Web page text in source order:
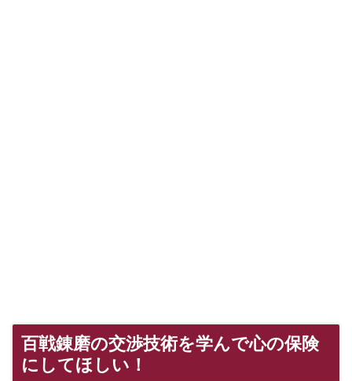
百戦錬磨の交渉技術を学んで心の保険
にしてほしい！